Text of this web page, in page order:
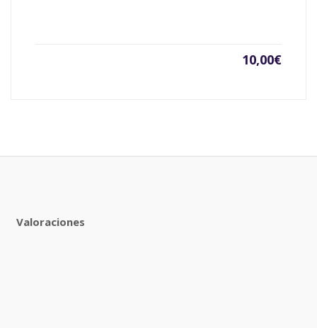
10,00€
Valoraciones